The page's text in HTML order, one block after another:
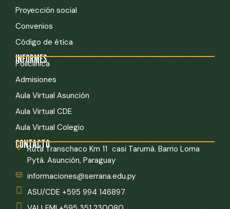
Proyección social
Convenios
Código de ética
INFORMES
Policlínica
Admisiones
Aula Virtual Asunción
Aula Virtual CDE
Aula Virtual Colegio
CONTACTO
Ruta Transchaco Km 11 casi Tarumá. Barrio Loma
Pytá. Asunción, Paraguay
informaciones@serrana.edu.py
ASU/CDE +595 994 146897